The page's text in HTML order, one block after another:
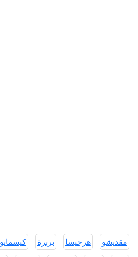
مقديشو هرجيسا بربرة كيسمايو